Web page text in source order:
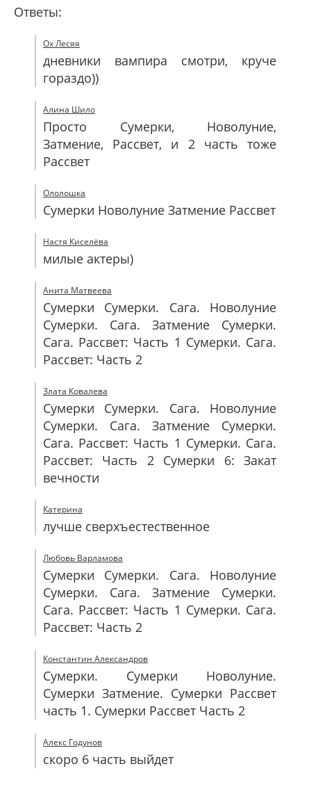
Ответы:
Ох Лесяя
дневники вампира смотри, круче
гораздо))
Алина Шило
Просто Сумерки, Новолуние,
Затмение, Рассвет, и 2 часть тоже
Рассвет
Ололошка
Сумерки Новолуние Затмение Рассвет
Настя Киселёва
милые актеры)
Анита Матвеева
Сумерки Сумерки. Сага. Новолуние
Сумерки. Сага. Затмение Сумерки.
Сага. Рассвет: Часть 1 Сумерки. Сага.
Рассвет: Часть 2
Злата Ковалева
Сумерки Сумерки. Сага. Новолуние
Сумерки. Сага. Затмение Сумерки.
Сага. Рассвет: Часть 1 Сумерки. Сага.
Рассвет: Часть 2 Сумерки 6: Закат
вечности
Катерина
лучше сверхъестественное
Любовь Варламова
Сумерки Сумерки. Сага. Новолуние
Сумерки. Сага. Затмение Сумерки.
Сага. Рассвет: Часть 1 Сумерки. Сага.
Рассвет: Часть 2
Константин Александров
Сумерки. Сумерки Новолуние.
Сумерки Затмение. Сумерки Рассвет
часть 1. Сумерки Рассвет Часть 2
Алекс Годунов
скоро 6 часть выйдет